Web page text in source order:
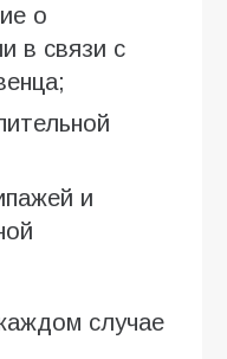
о
в связи с
и
случае